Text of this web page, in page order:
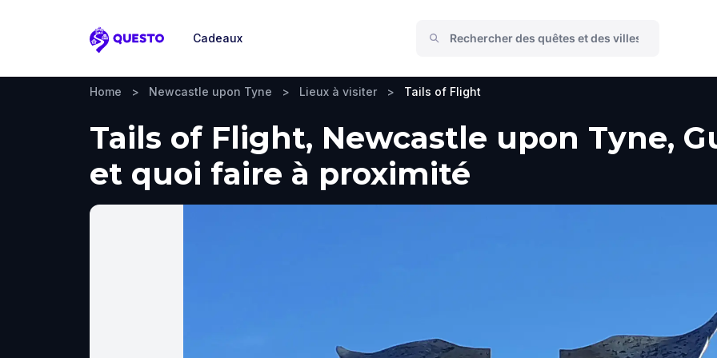
Questo
Cadeaux
Home > Newcastle upon Tyne > Lieux à visiter > Tails of Flight
Tails of Flight, Newcastle upon Tyne,
et quoi faire à proximité